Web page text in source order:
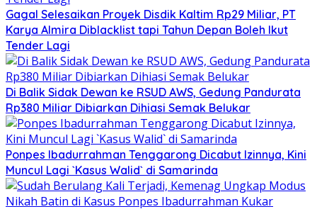
Gagal Selesaikan Proyek Disdik Kaltim Rp29 Miliar, PT
Karya Almira Diblacklist tapi Tahun Depan Boleh Ikut
Tender Lagi
Di Balik Sidak Dewan ke RSUD AWS, Gedung Pandurata
Rp380 Miliar Dibiarkan Dihiasi Semak Belukar
Ponpes Ibadurrahman Tenggarong Dicabut Izinnya, Kini
Muncul Lagi `Kasus Walid` di Samarinda